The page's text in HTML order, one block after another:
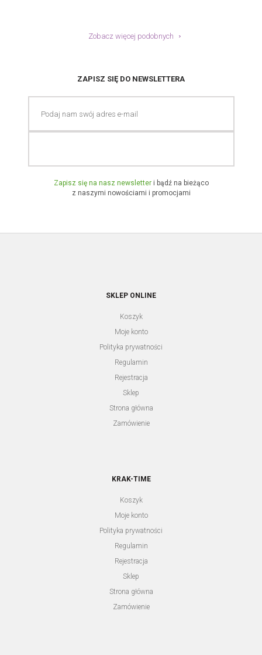
Zaloguj się aby zobaczyć cenę
JORDAN KERR PW187 SPP
Zaloguj się aby zobaczyć cenę
Zobacz więcej podobnych
ZAPISZ SIĘ DO NEWSLETTERA
Zapisz się na nasz newsletteri bądź na bieżąco
z naszymi nowościami i promocjami
SKLEP ONLINE
Koszyk
Moje konto
Polityka prywatności
Regulamin
Rejestracja
Sklep
Strona główna
Zamówienie
KRAK-TIME
Koszyk
Moje konto
Polityka prywatności
Regulamin
Rejestracja
Sklep
Strona główna
Zamówienie